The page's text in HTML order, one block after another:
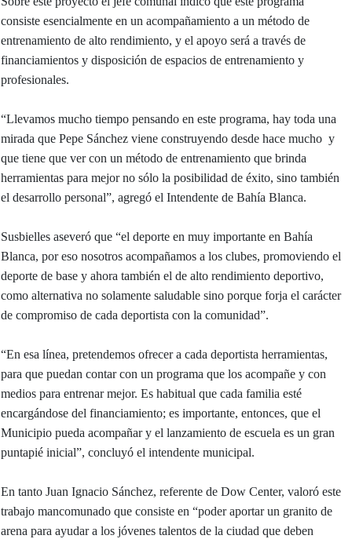
consiste esencialmente en un acompañamiento a un método de
entrenamiento de alto rendimiento, y el apoyo será a través de
financiamientos y disposición de espacios de entrenamiento y
profesionales.
“Llevamos mucho tiempo pensando en este programa, hay toda una
mirada que Pepe Sánchez viene construyendo desde hace mucho y
que tiene que ver con un método de entrenamiento que brinda
herramientas para mejor no sólo la posibilidad de éxito, sino también
el desarrollo personal”, agregó el Intendente de Bahía Blanca.
Susbielles aseveró que “el deporte en muy importante en Bahía
Blanca, por eso nosotros acompañamos a los clubes, promoviendo el
deporte de base y ahora también el de alto rendimiento deportivo,
como alternativa no solamente saludable sino porque forja el carácter
de compromiso de cada deportista con la comunidad”.
“En esa línea, pretendemos ofrecer a cada deportista herramientas,
para que puedan contar con un programa que los acompañe y con
medios para entrenar mejor. Es habitual que cada familia esté
encargándose del financiamiento; es importante, entonces, que el
Municipio pueda acompañar y el lanzamiento de escuela es un gran
puntapié inicial”, concluyó el intendente municipal.
En tanto Juan Ignacio Sánchez, referente de Dow Center, valoró este
trabajo mancomunado que consiste en “poder aportar un granito de
arena para ayudar a los jóvenes talentos de la ciudad que deben